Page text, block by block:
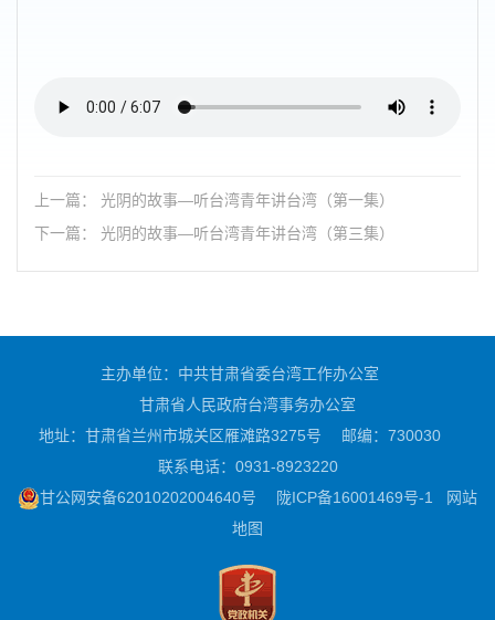
上一篇： 光阴的故事—听台湾青年讲台湾（第一集）
下一篇： 光阴的故事—听台湾青年讲台湾（第三集）
主办单位：中共甘肃省委台湾工作办公室
甘肃省人民政府台湾事务办公室
地址：甘肃省兰州市城关区雁滩路3275号
邮编：730030
联系电话：0931-8923220
甘公网安备62010202004640号
陇ICP备16001469号-1
网站
地图